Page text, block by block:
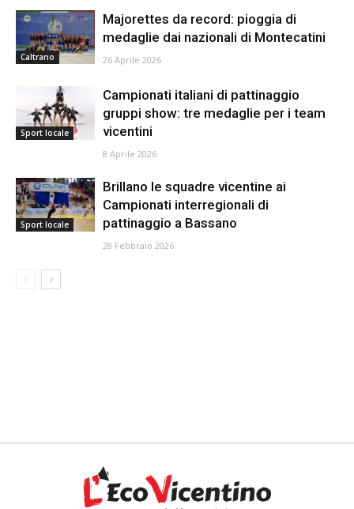
Caltrano
Majorettes da record: pioggia di
medaglie dai nazionali di Montecatini
26 Aprile 2026
Sport locale
Campionati italiani di pattinaggio
gruppi show: tre medaglie per i team
vicentini
8 Aprile 2026
Sport locale
Brillano le squadre vicentine ai
Campionati interregionali di
pattinaggio a Bassano
28 Febbraio 2026